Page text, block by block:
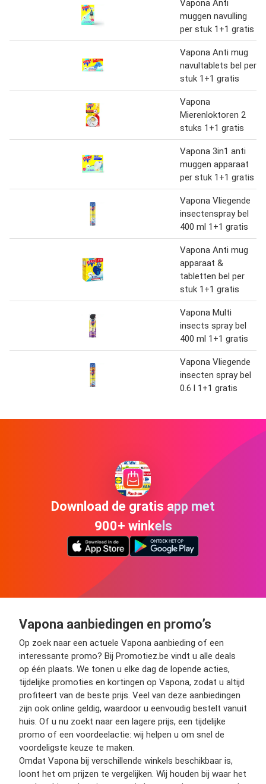
Vapona Anti
muggen navulling
per stuk 1+1 gratis
Vapona Anti mug
navultablets bel per
stuk 1+1 gratis
Vapona
Mierenloktoren 2
stuks 1+1 gratis
Vapona 3in1 anti
muggen apparaat
per stuk 1+1 gratis
Vapona Vliegende
insectenspray bel
400 ml 1+1 gratis
Vapona Anti mug
apparaat &
tabletten bel per
stuk 1+1 gratis
Vapona Multi
insects spray bel
400 ml 1+1 gratis
Vapona Vliegende
insecten spray bel
0.6 l 1+1 gratis
Download de gratis app met
900+ winkels
Vapona aanbiedingen en promo’s
Op zoek naar een actuele Vapona aanbieding of een
interessante promo? Bij Promotiez.be vindt u alle deals
op één plaats. We tonen u elke dag de lopende acties,
tijdelijke promoties en kortingen op Vapona, zodat u altijd
profiteert van de beste prijs. Veel van deze aanbiedingen
zijn ook online geldig, waardoor u eenvoudig bestelt vanuit
huis. Of u nu zoekt naar een lagere prijs, een tijdelijke
promo of een voordeelactie: wij helpen u om snel de
voordeligste keuze te maken.
Omdat Vapona bij verschillende winkels beschikbaar is,
loont het om prijzen te vergelijken. Wij houden bij waar het